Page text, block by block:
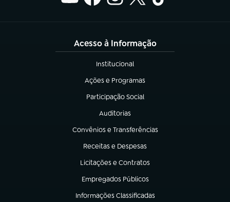
Acesso à Informação
Institucional
(abre em nova aba)
Ações e Programas
(abre em nova aba)
Participação Social
(abre em nova aba)
Auditorias
(abre em nova aba)
Convênios e Transferências
(abre em nova aba)
Receitas e Despesas
(abre em nova aba)
Licitações e Contratos
(abre em nova aba)
Empregados Públicos
(abre em nova aba)
Informações Classificadas
(abre em nova aba)